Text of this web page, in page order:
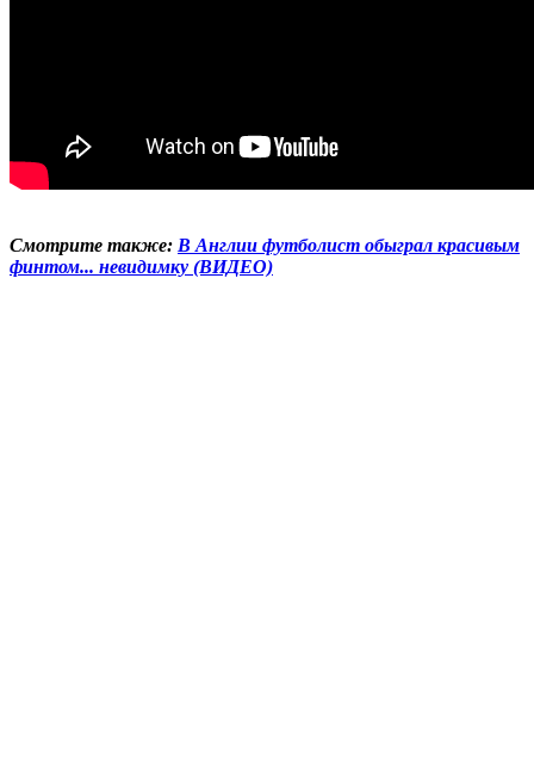
Смотрите также: В Англии футболист обыграл красивым
финтом... невидимку (ВИДЕО)